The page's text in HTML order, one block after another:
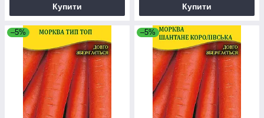
Купити Купити
–5% –5%